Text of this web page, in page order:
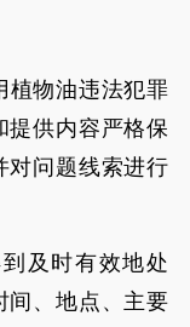
植物油违法犯罪
提供内容严格保
对问题线索进行
及时有效地处
间、地点、主要